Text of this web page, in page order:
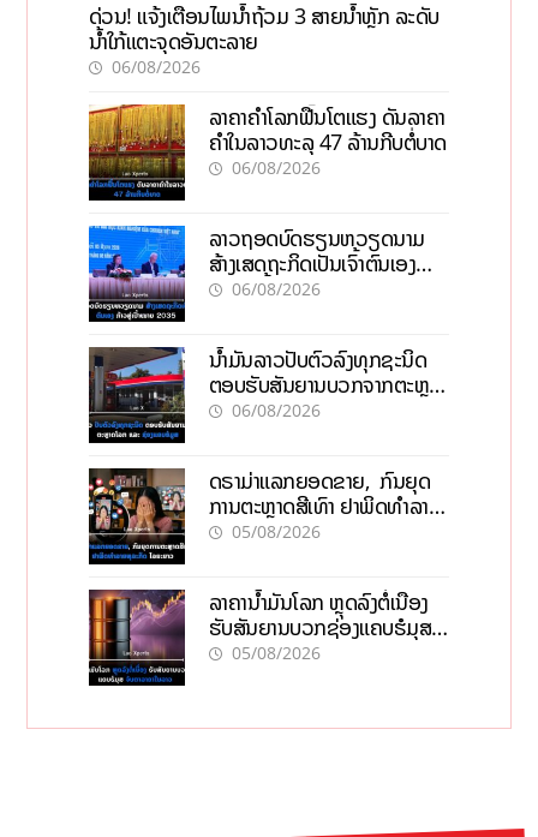
ດ່ວນ! ແຈ້ງເຕືອນໄພນໍ້າຖ້ວມ 3 ສາຍນໍ້າຫຼັກ ລະດັບ
ນໍ້າໃກ້ແຕະຈຸດອັນຕະລາຍ
06/08/2026
ລາຄາຄຳໂລກຟື້ນໂຕແຮງ ດັນລາຄາ
ຄຳໃນລາວທະລຸ 47 ລ້ານກີບຕໍ່ບາດ
06/08/2026
ລາວຖອດບົດຮຽນຫວຽດນາມ
ສ້າງເສດຖະກິດເປັນເຈົ້າຕົນເອງ
ກ້າວສູ່ເປົ້າໝາຍ 2035
06/08/2026
ນໍ້າມັນລາວປັບຕົວລົງທຸກຊະນິດ
ຕອບຮັບສັນຍານບວກຈາກຕະຫຼາດ
ໂລກ ແລະ ຊ່ອງແຄບຮໍມູສ
06/08/2026
ດຣາມ່າແລກຍອດຂາຍ, ກົນຍຸດ
ການຕະຫຼາດສີເທົາ ຢາພິດທຳລາຍ
ທຸລະກິດ ໄລຍະຍາວ
05/08/2026
ລາຄານ້ຳມັນໂລກ ຫຼຸດລົງຕໍ່ເນື່ອງ
ຮັບສັນຍານບວກຊ່ອງແຄບຮໍມຸສ
ຈັບຕາລາຄາໃນລາວ
05/08/2026